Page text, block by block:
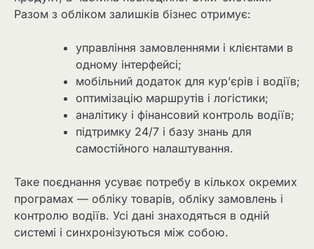
Разом з обліком залишків бізнес отримує:
управління замовленнями і клієнтами в
одному інтерфейсі;
мобільний додаток для кур’єрів і водіїв;
оптимізацію маршрутів і логістики;
аналітику і фінансовий контроль водіїв;
підтримку 24/7 і базу знань для
самостійного налаштування.
Таке поєднання усуває потребу в кількох окремих
програмах — обліку товарів, обліку замовлень і
контролю водіїв. Усі дані знаходяться в одній
системі і синхронізуються між собою.